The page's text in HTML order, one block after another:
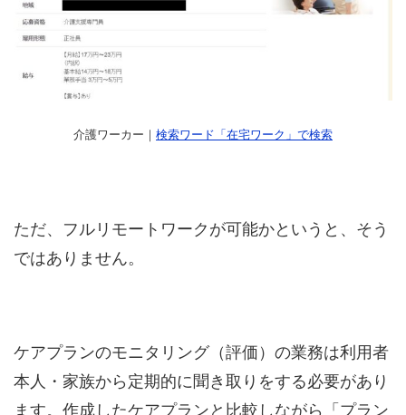
介護ワーカー｜ 検索ワード「在宅ワーク」で検索
ただ、フルリモートワークが可能かというと、そう
ではありません。
ケアプランのモニタリング（評価）の業務は利用者
本人・家族から定期的に聞き取りをする必要があり
ます。作成したケアプランと比較しながら「プラン